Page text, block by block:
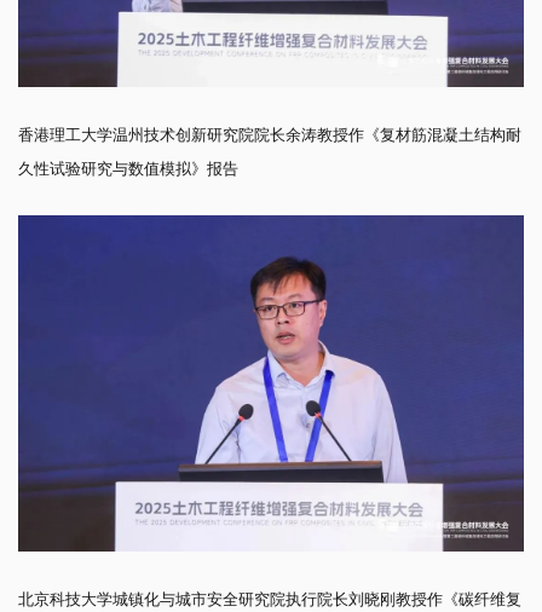
香港理工大学温州技术创新研究院院长余涛教授作《复材筋混凝土结构耐
久性试验研究与数值模拟》报告
北京科技大学城镇化与城市安全研究院执行院长刘晓刚教授作《碳纤维复